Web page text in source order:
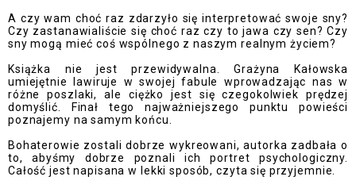
A czy wam choć raz zdarzyło się interpretować swoje sny?
Czy zastanawialiście się choć raz czy to jawa czy sen? Czy
sny mogą mieć coś wspólnego z naszym realnym życiem?
Książka nie jest przewidywalna. Grażyna Kałowska
umiejętnie lawiruje w swojej fabule wprowadzając nas w
różne poszlaki, ale ciężko jest się czegokolwiek prędzej
domyślić. Finał tego najważniejszego punktu powieści
poznajemy na samym końcu.
Bohaterowie zostali dobrze wykreowani, autorka zadbała o
to, abyśmy dobrze poznali ich portret psychologiczny.
Całość jest napisana w lekki sposób, czyta się przyjemnie.